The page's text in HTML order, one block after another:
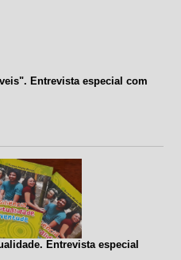
Entrevista especial com
Entrevista especial